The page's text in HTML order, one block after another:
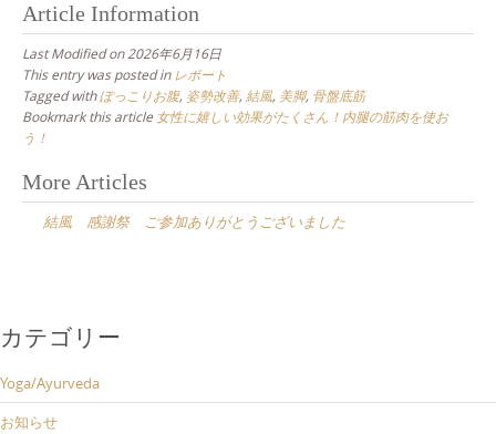
Article Information
Last Modified on 2026年6月16日
This entry was posted in レポート
Tagged withぽっこりお腹, 姿勢改善,結風, 美脚, 骨盤底筋
Bookmark this article 女性に嬉しい効果がたくさん！内腿の筋肉を使お
う！
Post
navigation
More Articles
結風 感謝祭 ご参加ありがとうございました
カテゴリー
Yoga/Ayurveda
お知らせ